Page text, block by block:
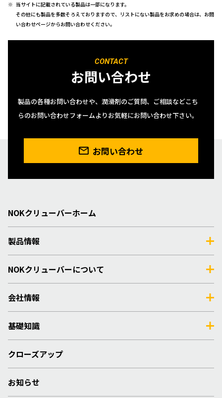
当サイトに記載されている製品は一部になります。
その他にも製品を多数そろえておりますので、リストにない製品をお求めの場合は、お問
い合わせページからお問い合わせください。
CONTACT
お問い合わせ
製品の各種お問い合わせや、潤滑剤のご質問、ご相談などこち
らのお問い合わせフォームよりお気軽にお問い合わせ下さい。
お問い合わせ
NOKクリューバーホーム
製品情報
NOKクリューバーについて
会社情報
基礎知識
クローズアップ
お知らせ